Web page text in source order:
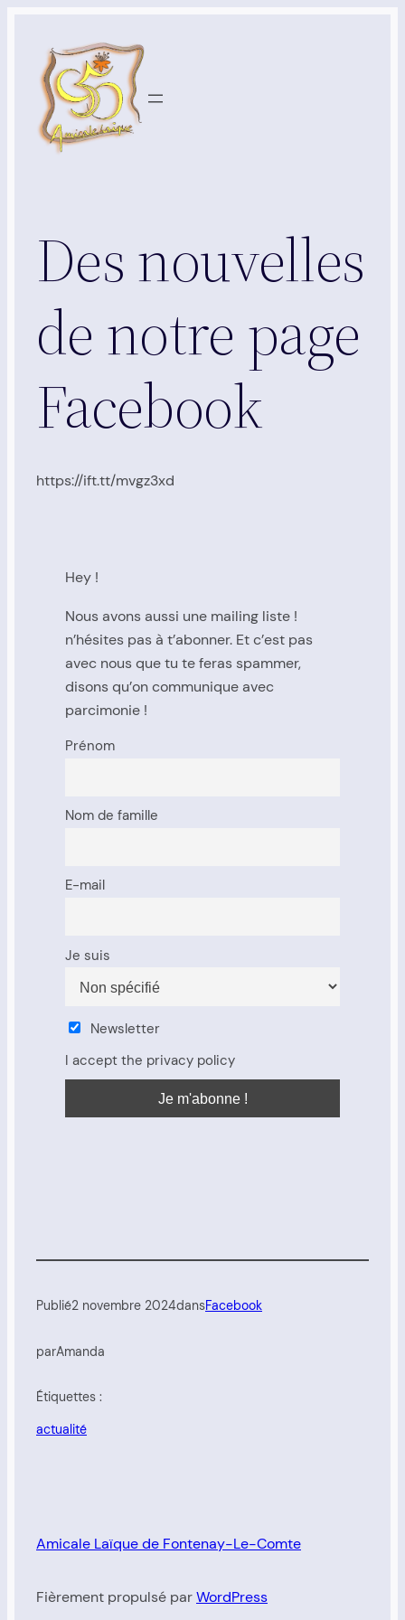
contenu
Des nouvelles
de notre page
Facebook
https://ift.tt/mvgz3xd
Hey !
Nous avons aussi une mailing liste !
n’hésites pas à t’abonner. Et c’est pas
avec nous que tu te feras spammer,
disons qu’on communique avec
parcimonie !
Prénom
Nom de famille
E-mail
Je suis
Newsletter
I accept the privacy policy
Publié2 novembre 2024dansFacebook
parAmanda
Étiquettes :
actualité
Amicale Laïque de Fontenay-Le-Comte
Fièrement propulsé parWordPress